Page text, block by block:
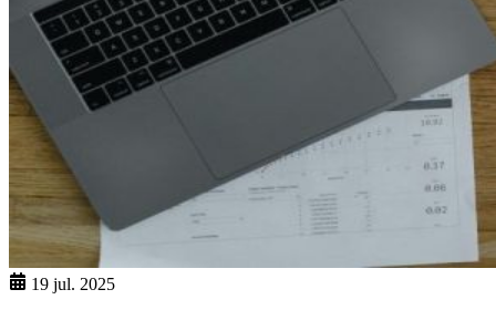
19 jul. 2025